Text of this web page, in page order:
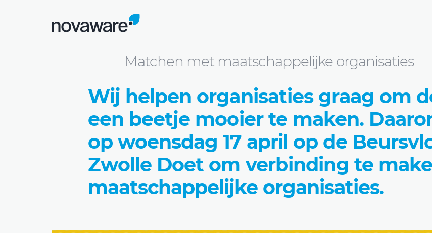
Blog Matchen met maatschappelijke organisaties
Matchen met maatschappelijke organisaties
Wij helpen organisaties graag om
een beetje mooier te maken.
op woensdag 17 april op de
Zwolle Doet om verbinding te
maatschappelijke organisaties.